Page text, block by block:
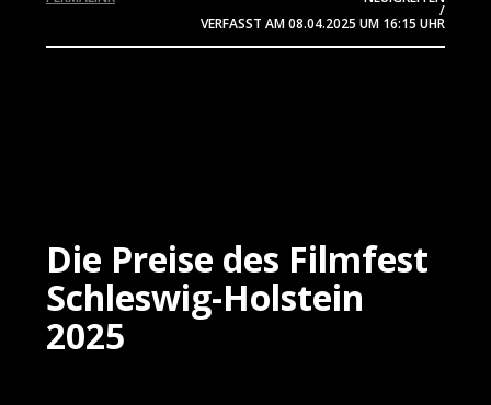
/
VERFASST AM08.04.2025 UM 16:15 UHR
Die Preise des Filmfest
Schleswig-Holstein
2025